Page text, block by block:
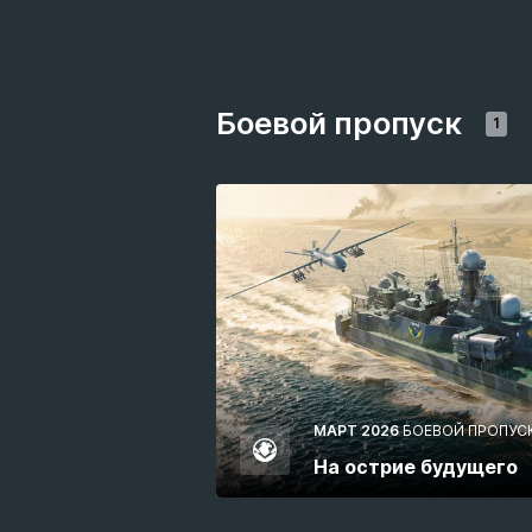
Боевой пропуск 1
МАРТ 2026 БОЕВОЙ
На острие будущего